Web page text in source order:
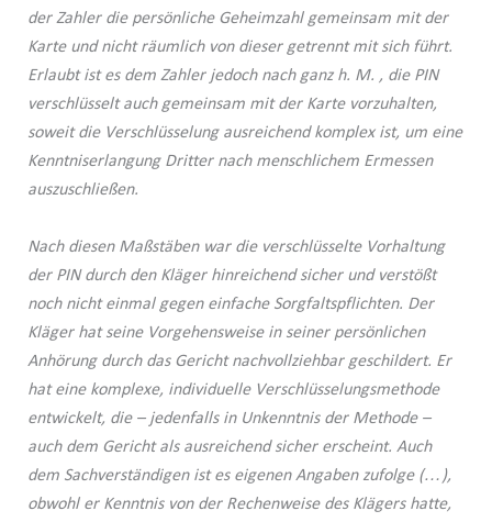
der Zahler die persönliche Geheimzahl gemeinsam mit der
Karte und nicht räumlich von dieser getrennt mit sich führt.
Erlaubt ist es dem Zahler jedoch nach ganz h. M. , die PIN
verschlüsselt auch gemeinsam mit der Karte vorzuhalten,
soweit die Verschlüsselung ausreichend komplex ist, um eine
Kenntniserlangung Dritter nach menschlichem Ermessen
auszuschließen.
Nach diesen Maßstäben war die verschlüsselte Vorhaltung
der PIN durch den Kläger hinreichend sicher und verstößt
noch nicht einmal gegen einfache Sorgfaltspflichten. Der
Kläger hat seine Vorgehensweise in seiner persönlichen
Anhörung durch das Gericht nachvollziehbar geschildert. Er
hat eine komplexe, individuelle Verschlüsselungsmethode
entwickelt, die – jedenfalls in Unkenntnis der Methode –
auch dem Gericht als ausreichend sicher erscheint. Auch
dem Sachverständigen ist es eigenen Angaben zufolge (…),
obwohl er Kenntnis von der Rechenweise des Klägers hatte,